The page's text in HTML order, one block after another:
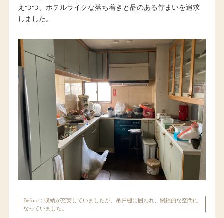
えつつ、ホテルライクな落ち着きと品のある佇まいを追求
しました。
Before：収納が充実していましたが、吊戸棚に囲われ、閉鎖的な空間に
なっていました。